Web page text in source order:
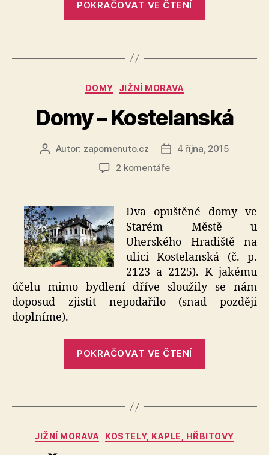
POKRAČOVAT VE ČTENÍ
Rubriky
DOMY JIŽNÍ MORAVA
Domy – Kostelanská
AutorAutor: zapomenuto.cz
Datum
4 října, 2015
2 komentářeu
názvem
Domy
Kostelanská
Dva opuštěné domy ve
Starém Městě u
Uherského Hradiště na
ulici Kostelanská (č. p.
2123 a 2125). K jakému
účelu mimo bydlení dříve sloužily se nám
doposud zjistit nepodařilo (snad později
doplníme).
POKRAČOVAT VE ČTENÍ
Rubriky
JIŽNÍ MORAVA KOSTELY, KAPLE, HŘBITOVY